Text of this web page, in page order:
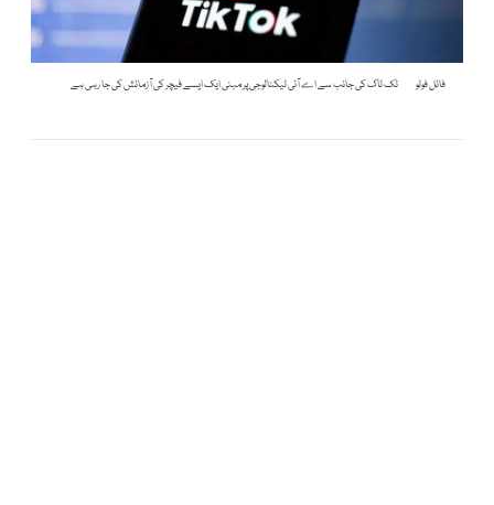
فائل فوٹو ٹک ٹاک کی جانب سے اے آئی ٹیکنالوجی پر مبنی ایک ایسے فیچر کی آزمائش کی جا رہی ہے